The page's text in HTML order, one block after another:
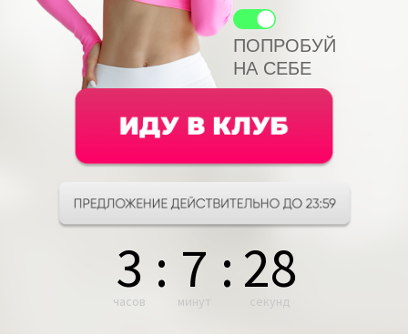
ПОПРОБУЙ
НА СЕБЕ
3
часов : 7
минут : 27
секунд